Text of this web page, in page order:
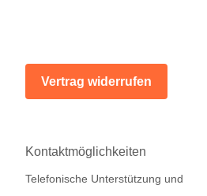
Vertrag widerrufen
Kontaktmöglichkeiten
Telefonische Unterstützung und